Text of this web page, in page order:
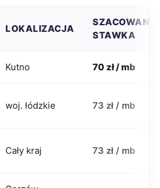
LOKALIZACJA
SZACOWANA
STAWKA
Kutno 70 zł / mb
woj. łódzkie 73 zł / mb
Cały kraj 73 zł / mb